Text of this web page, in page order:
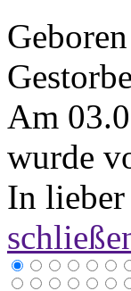
Am
wurde
In lieber